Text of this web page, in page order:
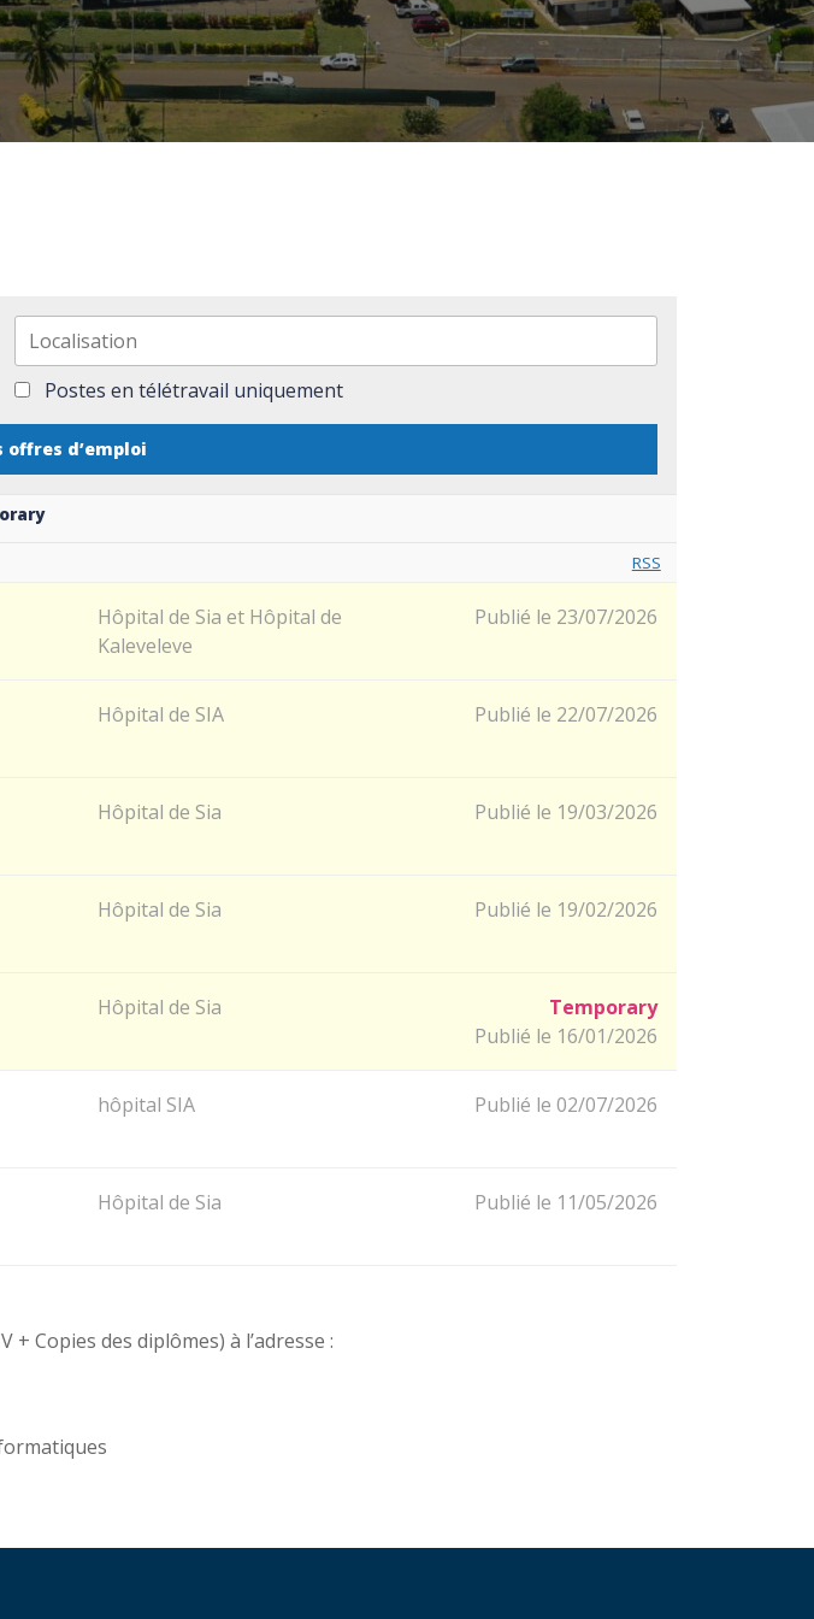
Postes en télétravail uniquement
RSS
Hôpital de Sia et Hôpital de
Kaleveleve
Publié le 23/07/2026
Hôpital de SIA Publié le 22/07/2026
Hôpital de Sia Publié le 19/03/2026
Hôpital de Sia Publié le 19/02/2026
Hôpital de Sia
Temporary
Publié le 16/01/2026
hôpital SIA Publié le 02/07/2026
Hôpital de Sia Publié le 11/05/2026
Copies des diplômes) à l’adresse :